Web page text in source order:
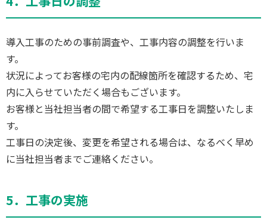
導入工事のための事前調査や、工事内容の調整を行いま
す。
状況によってお客様の宅内の配線箇所を確認するため、宅
内に入らせていただく場合もございます。
お客様と当社担当者の間で希望する工事日を調整いたしま
す。
工事日の決定後、変更を希望される場合は、なるべく早め
に当社担当者までご連絡ください。
5．工事の実施